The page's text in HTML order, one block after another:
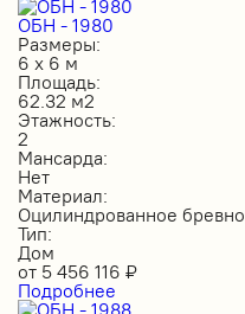
ОБН - 1980
Размеры:
6 х 6 м
Площадь:
62.32 м2
Этажность:
2
Мансарда:
Нет
Материал:
Оцилиндрованное бревно
Тип:
Дом
от 5 456 116 ₽
Подробнее